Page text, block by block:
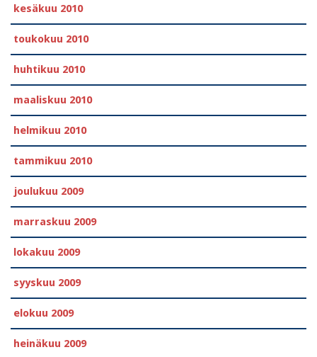
kesäkuu 2010
toukokuu 2010
huhtikuu 2010
maaliskuu 2010
helmikuu 2010
tammikuu 2010
joulukuu 2009
marraskuu 2009
lokakuu 2009
syyskuu 2009
elokuu 2009
heinäkuu 2009